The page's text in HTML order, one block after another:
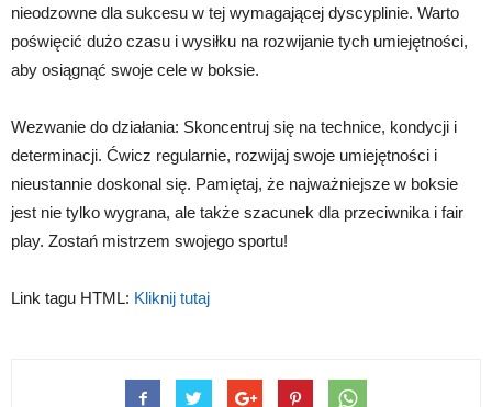
nieodzowne dla sukcesu w tej wymagającej dyscyplinie. Warto
poświęcić dużo czasu i wysiłku na rozwijanie tych umiejętności,
aby osiągnąć swoje cele w boksie.
Wezwanie do działania: Skoncentruj się na technice, kondycji i
determinacji. Ćwicz regularnie, rozwijaj swoje umiejętności i
nieustannie doskonal się. Pamiętaj, że najważniejsze w boksie
jest nie tylko wygrana, ale także szacunek dla przeciwnika i fair
play. Zostań mistrzem swojego sportu!
Link tagu HTML: Kliknij tutaj